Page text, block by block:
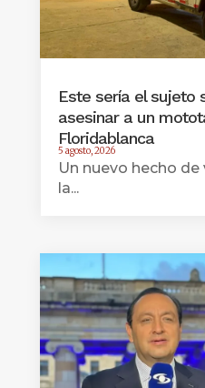
Este sería el sujeto
asesinar a un
Floridablanca
5 agosto, 2026
Un nuevo hecho
la...